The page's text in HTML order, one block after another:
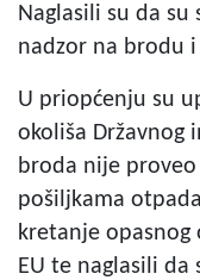
Naglasili su da
nadzor na brodu
U priopćenju su
okoliša Državnog
broda nije
pošiljkama
kretanje opasnog
EU te naglasili